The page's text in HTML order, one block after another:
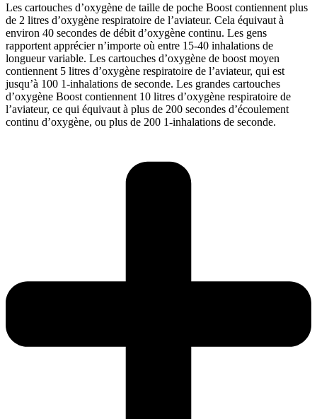
Les cartouches d’oxygène de taille de poche Boost contiennent plus
de 2 litres d’oxygène respiratoire de l’aviateur. Cela équivaut à
environ 40 secondes de débit d’oxygène continu. Les gens
rapportent apprécier n’importe où entre 15-40 inhalations de
longueur variable. Les cartouches d’oxygène de boost moyen
contiennent 5 litres d’oxygène respiratoire de l’aviateur, qui est
jusqu’à 100 1-inhalations de seconde. Les grandes cartouches
d’oxygène Boost contiennent 10 litres d’oxygène respiratoire de
l’aviateur, ce qui équivaut à plus de 200 secondes d’écoulement
continu d’oxygène, ou plus de 200 1-inhalations de seconde.